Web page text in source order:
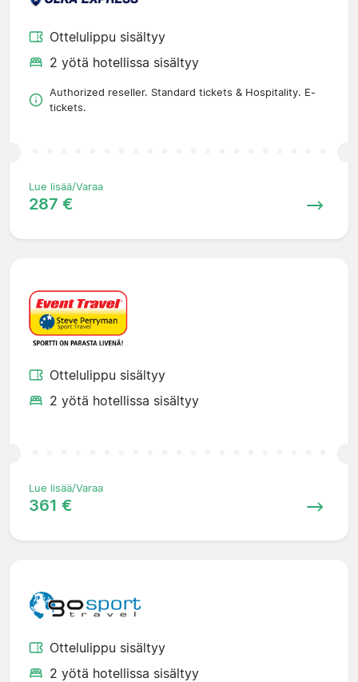
Ottelulippu sisältyy
2 yötä hotellissa sisältyy
Authorized reseller. Standard tickets & Hospitality. E-
tickets.
Lue lisää/Varaa
287 €
Ottelulippu sisältyy
2 yötä hotellissa sisältyy
Lue lisää/Varaa
361 €
Ottelulippu sisältyy
2 yötä hotellissa sisältyy